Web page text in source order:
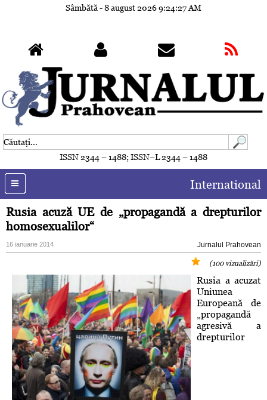
Sâmbătă - 8 august 20269:24:30 AM
ISSN 2344 – 1488; ISSN–L 2344 – 1488
International
Rusia acuză UE de „propagandă a drepturilor
homosexualilor“
16 ianuarie 2014 Jurnalul Prahovean
(100 vizualizări)
Rusia a acuzat
Uniunea
Europeană de
„propagandă
agresivă a
drepturilor